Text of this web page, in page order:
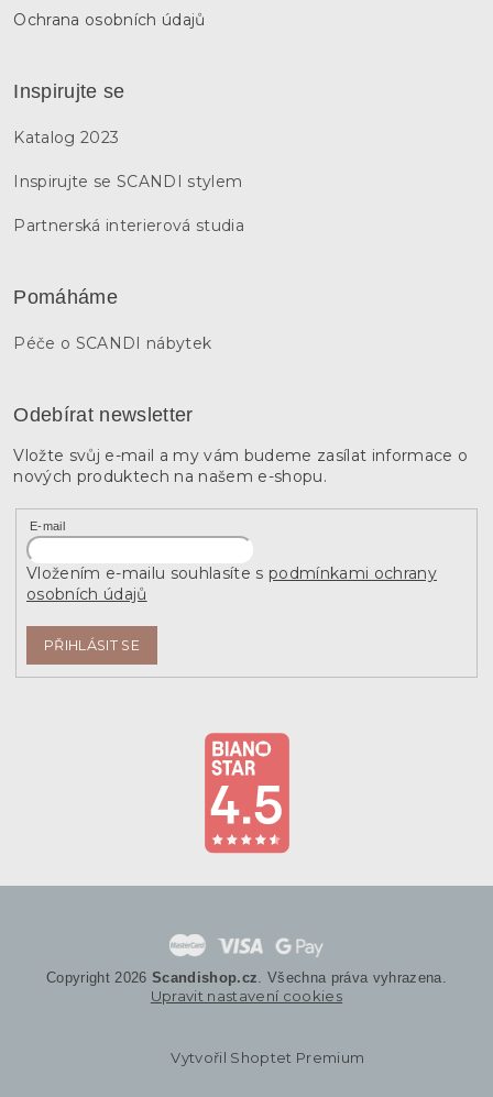
Ochrana osobních údajů
Inspirujte se
Katalog 2023
Inspirujte se SCANDI stylem
Partnerská interierová studia
Pomáháme
Péče o SCANDI nábytek
Odebírat newsletter
Vložte svůj e-mail a my vám budeme zasílat informace o
nových produktech na našem e-shopu.
E-mail
Vložením e-mailu souhlasíte s podmínkami ochrany
osobních údajů
PŘIHLÁSIT SE
Vytvořil Shoptet Premium
Copyright 2026 Scandishop.cz . Všechna práva vyhrazena.
Upravit nastavení cookies